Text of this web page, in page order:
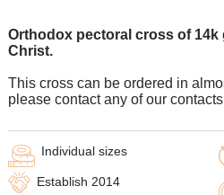
Orthodox pectoral cross of
Christ.
This cross can be ordered in
please contact any of our
Individual sizes
Establish 2014